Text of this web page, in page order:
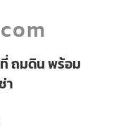
ถมดิน พร้อม
า